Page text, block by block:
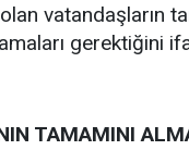
vatandaşların
gerektiğini
TAMAMINI